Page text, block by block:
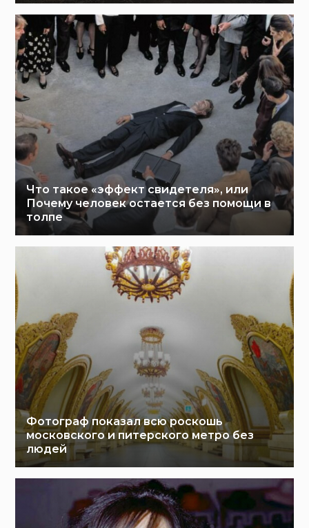
Что такое «эффект свидетеля», или
Почему человек остается без помощи в
толпе
Фотограф показал всю роскошь
московского и питерского метро без
людей